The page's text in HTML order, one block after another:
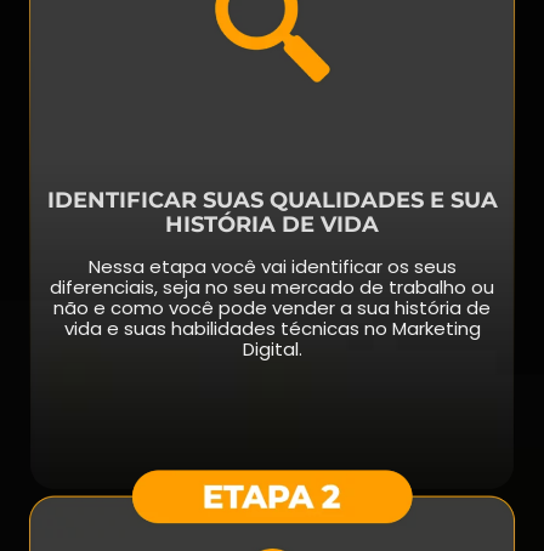
IDENTIFICAR SUAS QUALIDADES E SUA
HISTÓRIA DE VIDA
Nessa etapa você vai identificar os seus
diferenciais, seja no seu mercado de trabalho ou
não e como você pode vender a sua história de
vida e suas habilidades técnicas no Marketing
Digital.